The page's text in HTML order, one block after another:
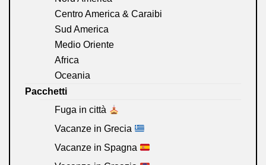
Centro America & Caraibi
Sud America
Medio Oriente
Africa
Oceania
Pacchetti
Fuga in città
Vacanze in Grecia
Vacanze in Spagna